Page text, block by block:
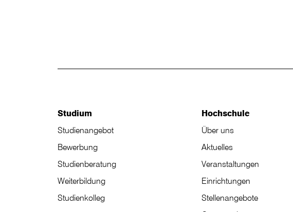
Studium
Studienangebot
Bewerbung
Studienberatung
Weiterbildung
Studienkolleg
Hochschule
Über uns
Aktuelles
Veranstaltungen
Einrichtungen
Stellenangebote